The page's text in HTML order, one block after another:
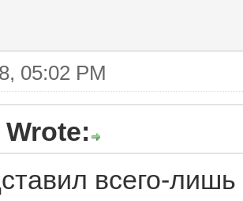
05:02 PM
всего-лишь